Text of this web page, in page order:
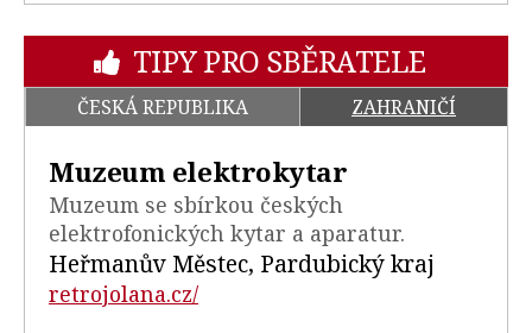
TIPY PRO SBĚRATELE
ČESKÁ REPUBLIKA ZAHRANIČÍ
Muzeum elektrokytar
Muzeum se sbírkou českých
elektrofonických kytar a aparatur.
Heřmanův Městec, Pardubický kraj
retrojolana.cz/